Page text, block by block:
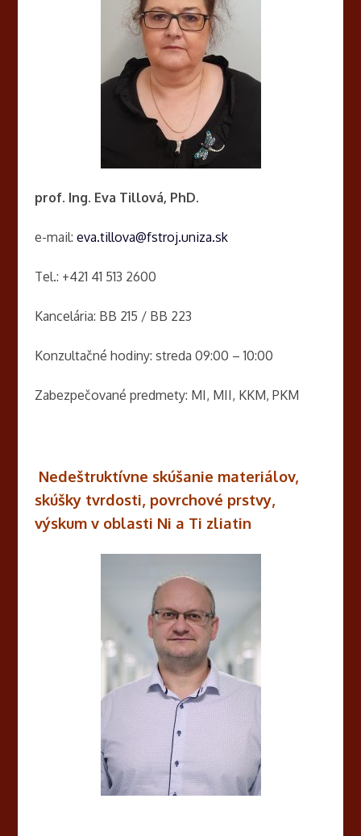
prof. Ing. Eva Tillová, PhD.
e-mail: eva.tillova@fstroj.uniza.sk
Tel.: +421 41 513 2600
Kancelária: BB 215 / BB 223
Konzultačné hodiny: streda 09:00 – 10:00
Zabezpečované predmety: MI, MII, KKM, PKM
Nedeštruktívne skúšanie materiálov,
skúšky tvrdosti, povrchové prstvy,
výskum v oblasti Ni a Ti zliatin